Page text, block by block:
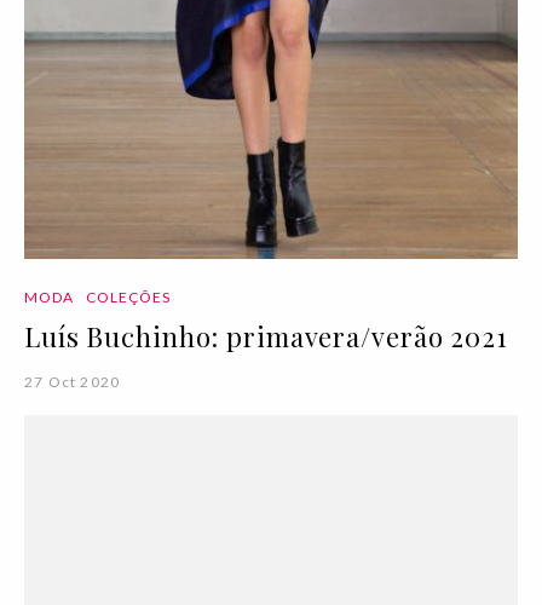
MODA COLEÇÕES
Luís Buchinho: primavera/verão 2021
27 Oct 2020